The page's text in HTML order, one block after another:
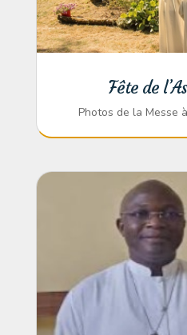
Fête de
Photos de la Messe